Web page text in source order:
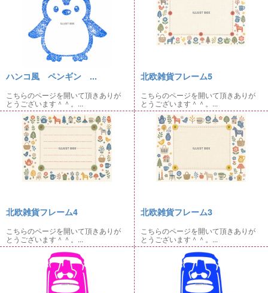
ハンコ風 ペンギン ...
こちらのページを開いて頂きありが
とうございます＾＾。...
北欧雑貨フレーム5
こちらのページを開いて頂きありが
とうございます＾＾。...
北欧雑貨フレーム4
こちらのページを開いて頂きありが
とうございます＾＾。...
北欧雑貨フレーム3
こちらのページを開いて頂きありが
とうございます＾＾。...